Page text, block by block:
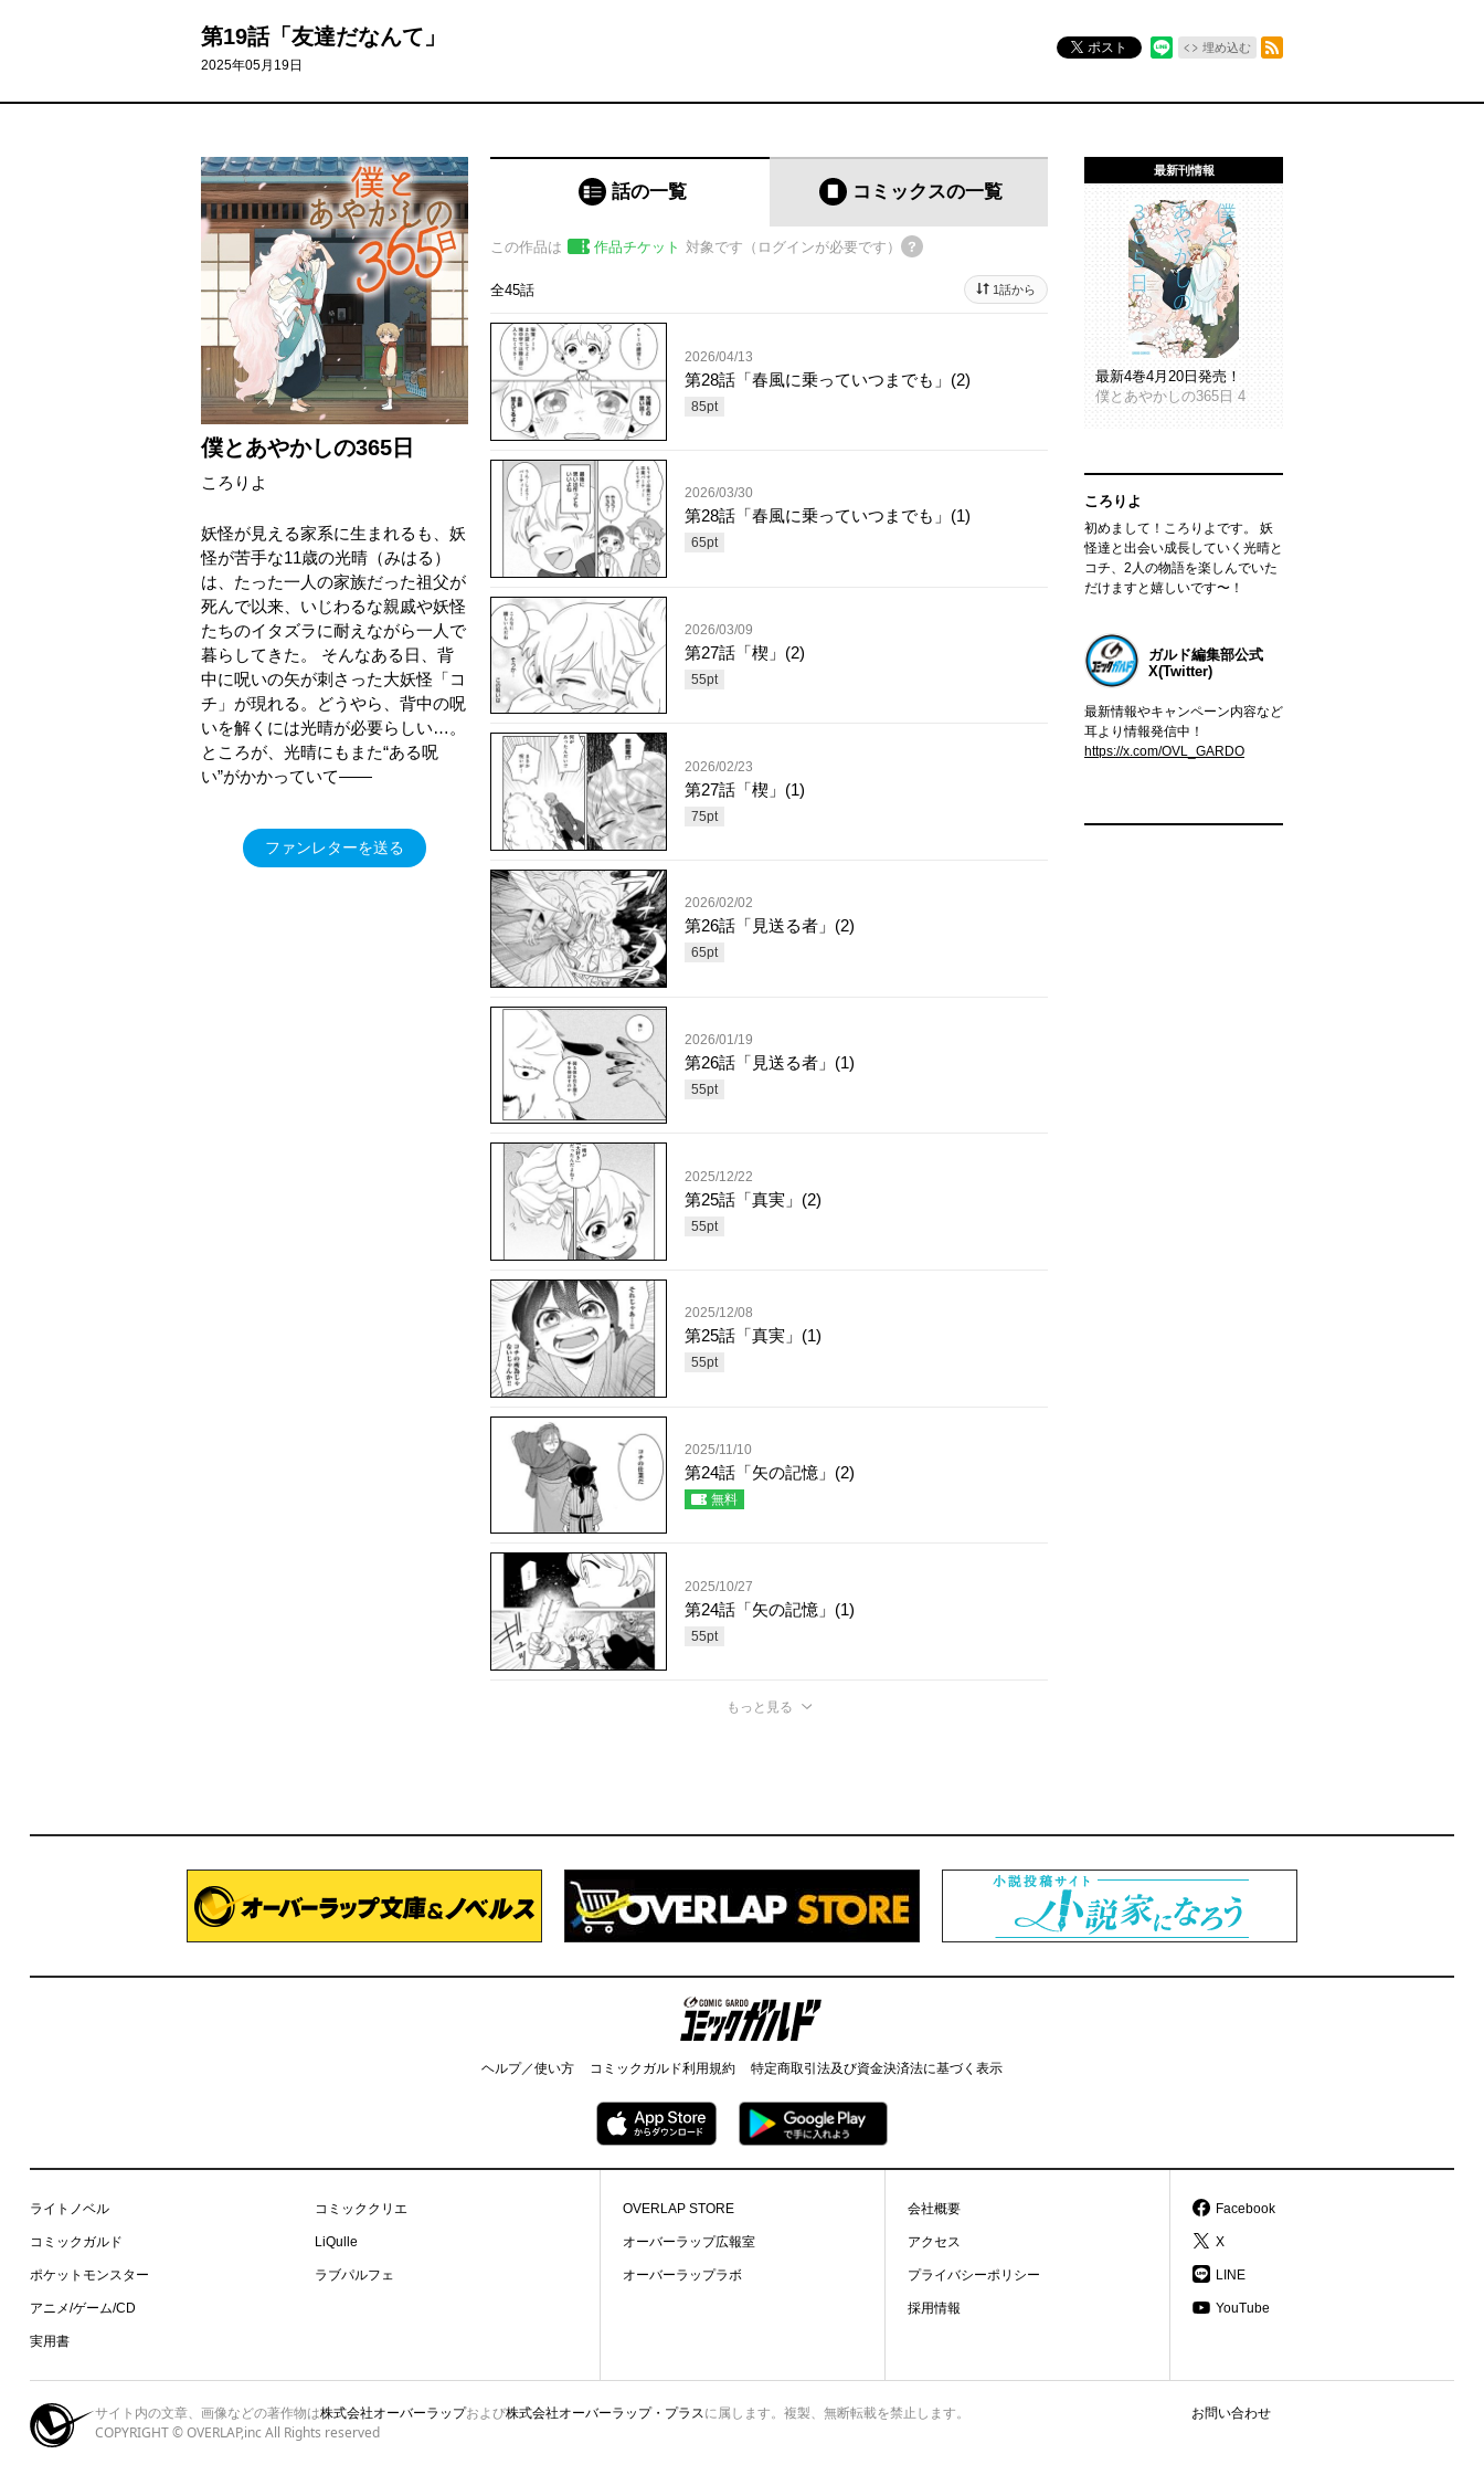
第19話「友達だなんて」
2025年05月19日
ポスト 埋め込む
僕とあやかしの365日
ころりよ
妖怪が見える家系に生まれるも、妖
怪が苦手な11歳の光晴（みはる）
は、たった一人の家族だった祖父が
死んで以来、いじわるな親戚や妖怪
たちのイタズラに耐えながら一人で
暮らしてきた。 そんなある日、背
中に呪いの矢が刺さった大妖怪「コ
チ」が現れる。どうやら、背中の呪
いを解くには光晴が必要らしい…。
ところが、光晴にもまた“ある呪
い”がかかっていて――
ファンレターを送る
話の一覧 コミックスの一覧
この作品は 作品チケット 対象です（ログインが必要です）
全45話 1話から
2026/04/13
第28話「春風に乗っていつまでも」(2)
85pt
2026/03/30
第28話「春風に乗っていつまでも」(1)
65pt
2026/03/09
第27話「楔」(2)
55pt
2026/02/23
第27話「楔」(1)
75pt
2026/02/02
第26話「見送る者」(2)
65pt
2026/01/19
第26話「見送る者」(1)
55pt
2025/12/22
第25話「真実」(2)
55pt
2025/12/08
第25話「真実」(1)
55pt
2025/11/10
第24話「矢の記憶」(2)
無料
2025/10/27
第24話「矢の記憶」(1)
55pt
もっと見る
最新刊情報
最新4巻4月20日発売！
僕とあやかしの365日 4
ころりよ
初めまして！ころりよです。 妖
怪達と出会い成長していく光晴と
コチ、2人の物語を楽しんでいた
だけますと嬉しいです〜！
ガルド編集部公式
X(Twitter)
最新情報やキャンペーン内容など
耳より情報発信中！
https://x.com/OVL_GARDO
コミックガルド
ヘルプ／使い方 コミックガルド利用規約 特定商取引法及び資金決済法に基づく表示
ライトノベル
コミックガルド
ポケットモンスター
アニメ/ゲーム/CD
実用書
コミッククリエ
LiQulle
ラブパルフェ
OVERLAP STORE
オーバーラップ広報室
オーバーラップラボ
会社概要
アクセス
プライバシーポリシー
採用情報
Facebook
X
LINE
YouTube
お問い合わせ
サイト内の文章、画像などの著作物は株式会社オーバーラップおよび株式会社オーバーラップ・プラスに属します。複製、無断転載を禁止します。
COPYRIGHT © OVERLAP,inc All Rights reserved